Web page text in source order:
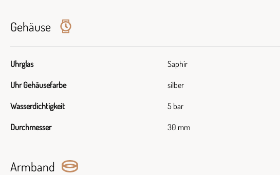
Gehäuse
Uhrglas Saphir
Uhr Gehäusefarbe silber
Wasserdichtigkeit 5 bar
Durchmesser 30 mm
Armband